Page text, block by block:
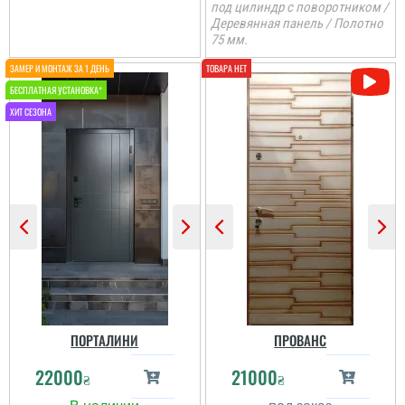
добротні двері, хороші
читати всі відгуки
Женя
Яна
Замовляла через нову
почту, двері
сподобались, модель
хороша, покриття
незвичайне таке,
переливається. Двері
прийшли на слідуючий
день....
читати всі відгуки
Вадим
А можно слово
"цилиндр" писать как
положено? Пожалуйста
исправьте ошибку. Глаза
режет.
под цилиндр с поворотником /
Деревянная панель / Полотно
75 мм.
ПОРТАЛИНИ
22000₴
ПРОВАНС
21000₴